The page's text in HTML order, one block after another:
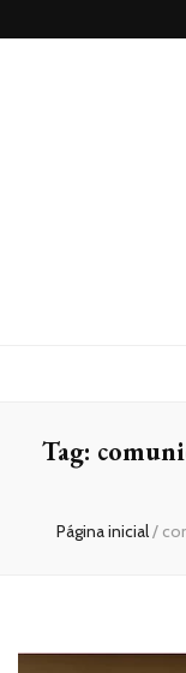
Tag:
Página inicial/